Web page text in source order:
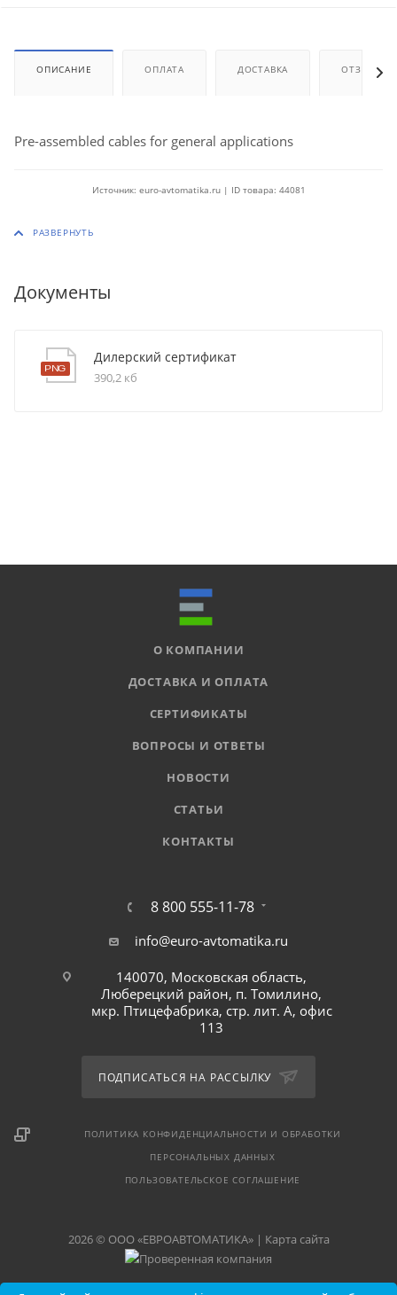
ОПИСАНИЕ ОПЛАТА ДОСТАВКА ОТЗЫВЫ
Pre-assembled cables for general applications
Источник: euro-avtomatika.ru | ID товара: 44081
Документы
Дилерский сертификат
390,2 кб
О КОМПАНИИ
ДОСТАВКА И ОПЛАТА
СЕРТИФИКАТЫ
ВОПРОСЫ И ОТВЕТЫ
НОВОСТИ
СТАТЬИ
КОНТАКТЫ
8 800 555-11-78
info@euro-avtomatika.ru
140070, Московская область,
Люберецкий район, п. Томилино,
мкр. Птицефабрика, стр. лит. А, офис
113
ПОДПИСАТЬСЯ НА РАССЫЛКУ
ПОЛИТИКА КОНФИДЕНЦИАЛЬНОСТИ И ОБРАБОТКИ
ПЕРСОНАЛЬНЫХ ДАННЫХ
ПОЛЬЗОВАТЕЛЬСКОЕ СОГЛАШЕНИЕ
2026 © ООО «ЕВРОАВТОМАТИКА» | Карта сайта